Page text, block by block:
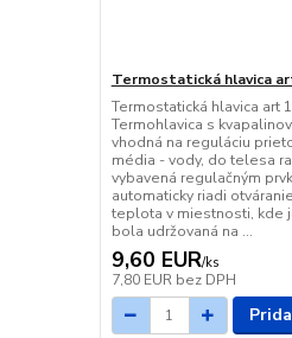
Termostatická hlavica
Termostatická hlavica art
Termohlavica s
vhodná na reguláciu
média - vody, do telesa
vybavená regulačným
automaticky riadi
teplota v miestnosti, kde
bola udržovaná na ...
9,60 EUR/ks
7,80 EUR bez DPH